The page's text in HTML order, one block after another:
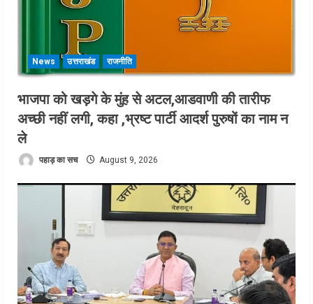
News उत्तराखंड राजनीति
भाजपा को खड़गे के मुंह से अटल,आडवाणी की तारीफ
अच्छी नहीं लगी, कहा ,भ्रष्ट पार्टी आदर्श पुरुषों का नाम न
ले
पहाड़ का सच August 9, 2026